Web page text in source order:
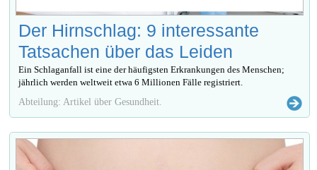
Der Hirnschlag: 9 interessante
Tatsachen über das Leiden
Ein Schlaganfall ist eine der häufigsten Erkrankungen des Menschen;
jährlich werden weltweit etwa 6 Millionen Fälle registriert.
Abteilung: Artikel über Gesundheit.